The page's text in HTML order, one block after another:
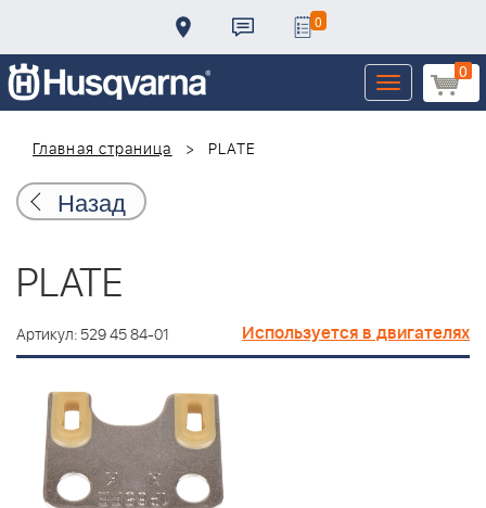
0
0
Toggle
navigation
Главная страница
PLATE
Назад
PLATE
Артикул: 529 45 84-01 Используется в двигателях